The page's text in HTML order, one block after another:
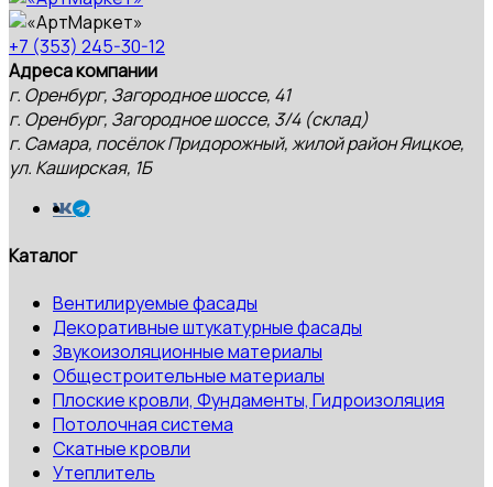
+7 (353) 245-30-12
Адреса компании
г. Оренбург, Загородное шоссе, 41
г. Оренбург, Загородное шоссе, 3/4 (склад)
г. Самара, посёлок Придорожный, жилой район Яицкое,
ул. Каширская, 1Б
Каталог
Вентилируемые фасады
Декоративные штукатурные фасады
Звукоизоляционные материалы
Общестроительные материалы
Плоские кровли, Фундаменты, Гидроизоляция
Потолочная система
Скатные кровли
Утеплитель